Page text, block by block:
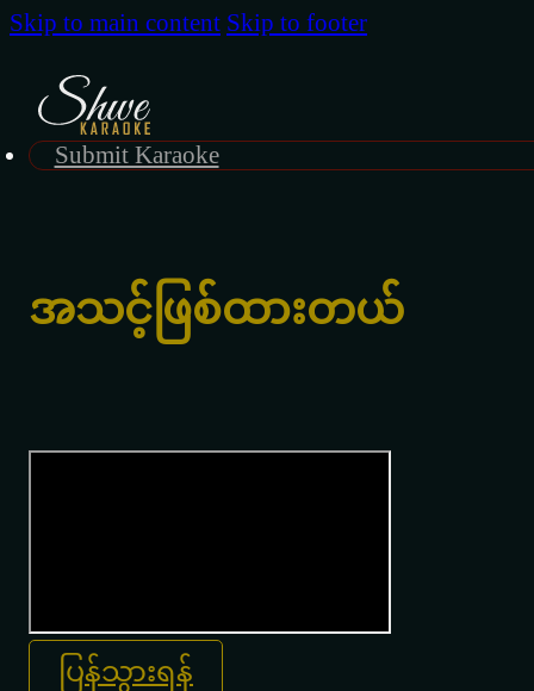
Skip to main content Skip to footer
Submit Karaoke
အသင့်ဖြစ်ထားတယ်
ပြန်သွားရန်